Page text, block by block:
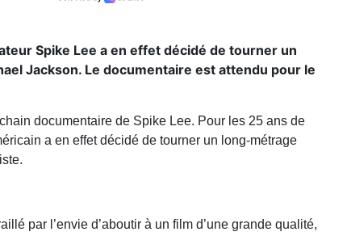
Spike Lee a en effet décidé de tourner un
Jackson. Le documentaire est attendu pour le
documentaire de Spike Lee. Pour les 25 ans de
a en effet décidé de tourner un long-métrage
par l’envie d’aboutir à un film d’une grande qualité,